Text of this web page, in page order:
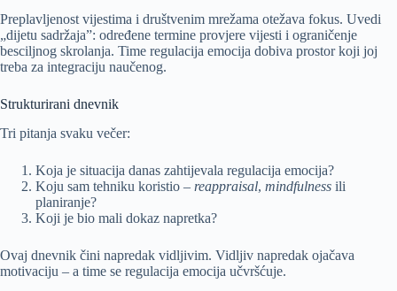
Preplavljenost vijestima i društvenim mrežama otežava fokus. Uvedi
„dijetu sadržaja”: određene termine provjere vijesti i ograničenje
besciljnog skrolanja. Time regulacija emocija dobiva prostor koji joj
treba za integraciju naučenog.
Strukturirani dnevnik
Tri pitanja svaku večer:
Koja je situacija danas zahtijevala regulacija emocija?
Koju sam tehniku koristio – reappraisal, mindfulness ili
planiranje?
Koji je bio mali dokaz napretka?
Ovaj dnevnik čini napredak vidljivim. Vidljiv napredak ojačava
motivaciju – a time se regulacija emocija učvršćuje.